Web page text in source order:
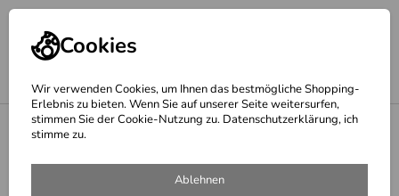
Cookies
Wir verwenden Cookies, um Ihnen das bestmögliche Shopping-
Erlebnis zu bieten. Wenn Sie auf unserer Seite weitersurfen,
stimmen Sie der Cookie-Nutzung zu. Datenschutzerklärung, ich
stimme zu.
Ablehnen
Lichtskulpturen - skulpturales Licht